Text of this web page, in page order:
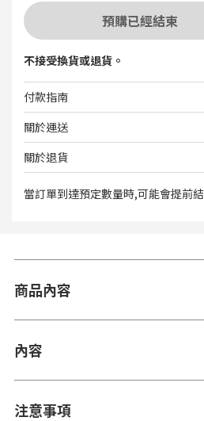
預購已經結束
不接受換貨或退貨。
付款指南
關於運送
關於退貨
當訂單到達預定數量時,可能會提前
商品內容
內容
注意事項